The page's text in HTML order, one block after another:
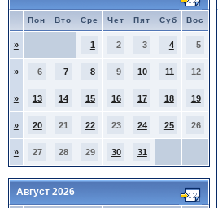
Пон Вто Сре Чет Пят Суб Вос
» 1 2 3 4 5
» 6 7 8 9 10 11 12
» 13 14 15 16 17 18 19
» 20 21 22 23 24 25 26
» 27 28 29 30 31
Август 2026